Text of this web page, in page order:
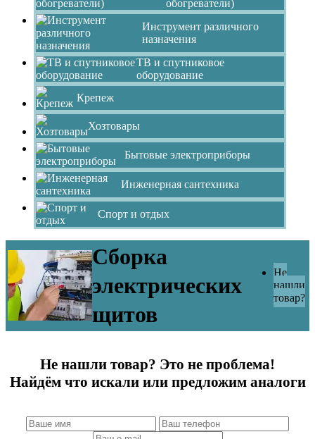
обогреватели)
Инструмент различного
назначения
ТВ и спутниковое
оборудование
Крепеж
Хозтовары
Бытовые электроприборы
Инженерная сантехника
Спорт и отдых
Сборка
электрических
щитов
Не
нашли
товар?
Не нашли товар? Это не проблема!
Найдём что искали или предложим аналоги